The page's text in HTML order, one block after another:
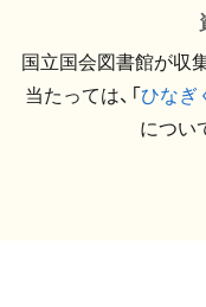
国立国会図書館が収
当たっては、「ひなぎ
につい